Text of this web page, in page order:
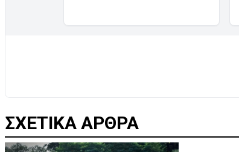
ΣΧΕΤΙΚΑ ΑΡΘΡΑ